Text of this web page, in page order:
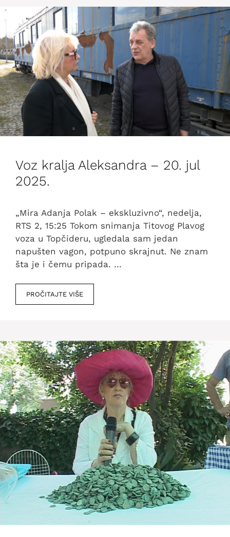
Voz kralja Aleksandra – 20. jul
2025.
„Mira Adanja Polak – ekskluzivno“, nedelja,
RTS 2, 15:25 Tokom snimanja Titovog Plavog
voza u Topčideru, ugledala sam jedan
napušten vagon, potpuno skrajnut. Ne znam
šta je i čemu pripada. …
PROČITAJTE VIŠE